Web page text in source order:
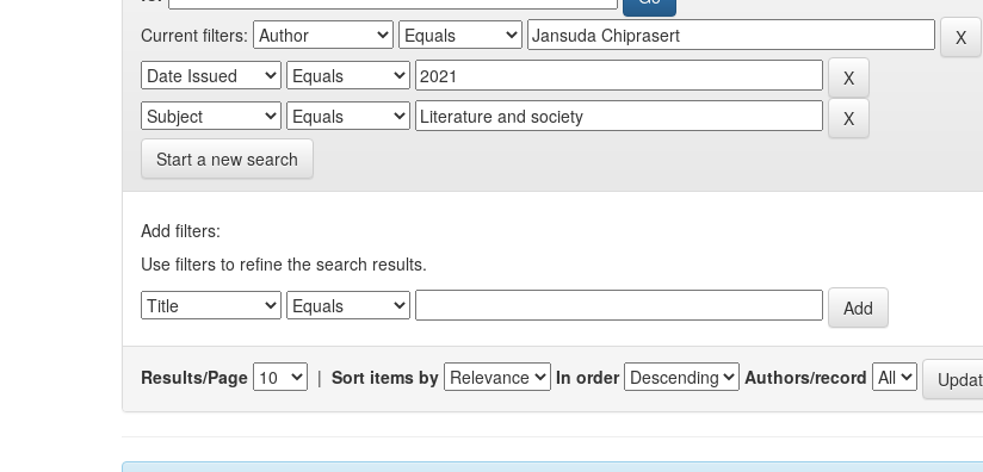
Current filters:
Start a new search
Add filters:
Use filters to refine the search results.
Results/Page | Sort items by In order Authors/record